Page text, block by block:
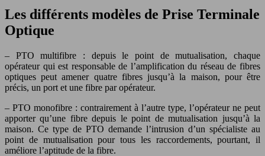
Les différents modèles de Prise Terminale
Optique
– PTO multifibre : depuis le point de mutualisation, chaque
opérateur qui est responsable de l’amplification du réseau de fibres
optiques peut amener quatre fibres jusqu’à la maison, pour être
précis, un port et une fibre par opérateur.
– PTO monofibre : contrairement à l’autre type, l’opérateur ne peut
apporter qu’une fibre depuis le point de mutualisation jusqu’à la
maison. Ce type de PTO demande l’intrusion d’un spécialiste au
point de mutualisation pour tous les raccordements, pourtant, il
améliore l’aptitude de la fibre.